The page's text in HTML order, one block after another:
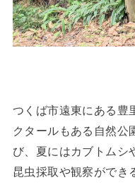
つくば市遠東にある豊
クタールもある自然公
び、夏にはカブトムシ
昆虫採取や観察ができ